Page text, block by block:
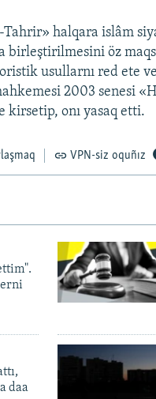
halqara islâm
birleştirilmesini öz
usullarnı red ete
2003 senesi
kirsetip, onı yasaq etti.
VPN-siz oquñız
daa